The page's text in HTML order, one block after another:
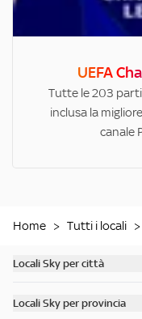
UEFA
Tutte le 203
inclusa la
canale
Home > Tutti i locali >
Locali Sky per città
Scopri tutti i bar di Roma
Locali Sky per provincia